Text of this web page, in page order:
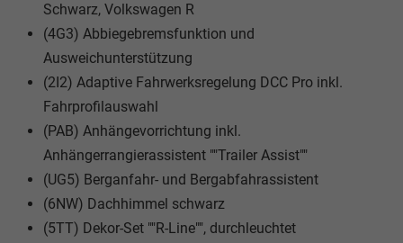
Schwarz, Volkswagen R
(4G3) Abbiegebremsfunktion und
Ausweichunterstützung
(2I2) Adaptive Fahrwerksregelung DCC Pro inkl.
Fahrprofilauswahl
(PAB) Anhängevorrichtung inkl.
Anhängerrangierassistent ""Trailer Assist""
(UG5) Berganfahr- und Bergabfahrassistent
(6NW) Dachhimmel schwarz
(5TT) Dekor-Set ""R-Line"", durchleuchtet